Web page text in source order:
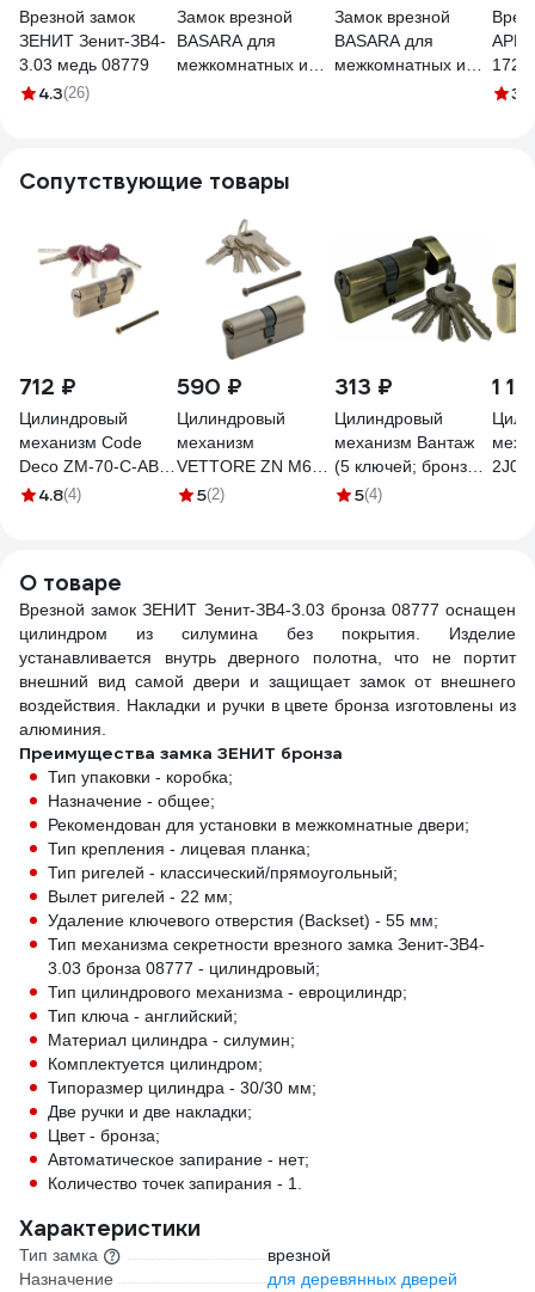
Врезной замок
ЗЕНИТ Зенит-ЗВ4-
3.03 медь 08779
4.3(26)
Замок врезной
BASARA для
межкомнатных и
Замок врезной
BASARA для
межкомнатных и
3.5
Сопутствующие товары
712 ₽
Цилиндровый
механизм Code
Deco ZM-70-C-AB
00033897
4.8(4)
590 ₽
Цилиндровый
механизм
VETTORE ZN M60
Z AB 30x30, 5
5(2)
313 ₽
Цилиндровый
механизм Вантаж
(5 ключей; бронза)
VC60-5AB
5(4)
1
2J07
О товаре
Врезной замок ЗЕНИТ Зенит-ЗВ4-3.03 бронза 08777 оснащен
цилиндром из силумина без покрытия. Изделие
устанавливается внутрь дверного полотна, что не портит
внешний вид самой двери и защищает замок от внешнего
воздействия. Накладки и ручки в цвете бронза изготовлены из
алюминия.
Преимущества замка ЗЕНИТ бронза
Тип упаковки - коробка;
Назначение - общее;
Рекомендован для установки в межкомнатные двери;
Тип крепления - лицевая планка;
Тип ригелей - классический/прямоугольный;
Вылет ригелей - 22 мм;
Удаление ключевого отверстия (Backset) - 55 мм;
Тип механизма секретности врезного замка Зенит-ЗВ4-
3.03 бронза 08777 - цилиндровый;
Тип цилиндрового механизма - евроцилиндр;
Тип ключа - английский;
Материал цилиндра - силумин;
Комплектуется цилиндром;
Типоразмер цилиндра - 30/30 мм;
Две ручки и две накладки;
Цвет - бронза;
Автоматическое запирание - нет;
Количество точек запирания - 1.
Характеристики
Тип замка
врезной
Назначение
для деревянных дверей